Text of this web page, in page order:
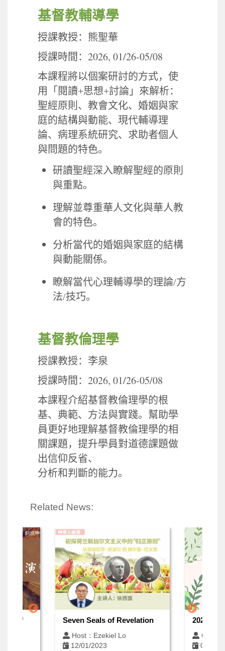
基督教輔導學
授課教授：熊聖華
授課時間： 2026, 01/26-05/08
本課程將以個案研討的方式，使
用「閱讀+思想+討論」來解析：
聖經原則、教會文化、婚姻與家
庭的結構與動能、現代輔導理
論、病理系統研究、求助者個人
與問題的特色。
研讀聖經深入瞭解聖經的原則
與重點。
理解並尊重華人文化與華人教
會的特色。
分析當代的婚姻與家庭的結構
與動能關係。
瞭解當代心理輔導學的理論/方
法/技巧。
基督教倫理學
授課教授：李泉
授課時間： 2026, 01/26-05/08
本課程介紹基督教倫理學的根
基、典範、方法與實踐。幫助學
員更好地理解基督教倫理學的相
關課題，提升學員對道德課題做
出信仰反省、
分析和判斷的能力。
Related News:
of
Seven Seals of Revelation
Host：Ezekiel Lo
12/01/2023
2026
Open
06/12/